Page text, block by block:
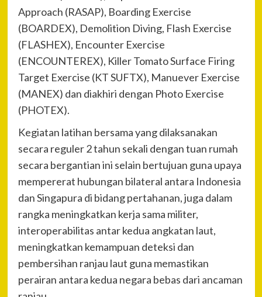
Approach (RASAP), Boarding Exercise
(BOARDEX), Demolition Diving, Flash Exercise
(FLASHEX), Encounter Exercise
(ENCOUNTEREX), Killer Tomato Surface Firing
Target Exercise (KT SUFTX), Manuever Exercise
(MANEX) dan diakhiri dengan Photo Exercise
(PHOTEX).
Kegiatan latihan bersama yang dilaksanakan
secara reguler 2 tahun sekali dengan tuan rumah
secara bergantian ini selain bertujuan guna upaya
mempererat hubungan bilateral antara Indonesia
dan Singapura di bidang pertahanan, juga dalam
rangka meningkatkan kerja sama militer,
interoperabilitas antar kedua angkatan laut,
meningkatkan kemampuan deteksi dan
pembersihan ranjau laut guna memastikan
perairan antara kedua negara bebas dari ancaman